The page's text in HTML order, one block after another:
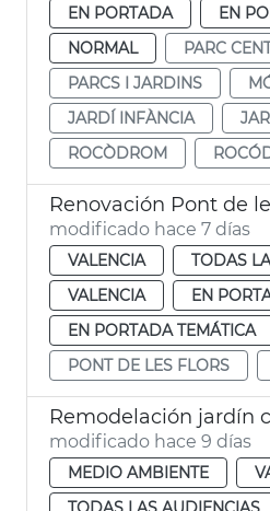
EN PORTADA
EN
NORMAL
PARC
PARCS I JARDINS
JARDÍ INFÀNCIA
ROCÒDROM
modificado hace 7 días
VALENCIA
TODAS
VALENCIA
EN
EN PORTADA TEMÁTICA
PONT DE LES FLORS
modificado hace 9 días
MEDIO AMBIENTE